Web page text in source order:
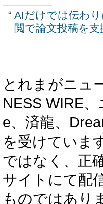
AIだけでは伝わ
閲で論文投稿を支
とれまがニュ
NESS WIRE
e、済龍、
を受けていま
ではなく、正
サイトにて配
ものではあり